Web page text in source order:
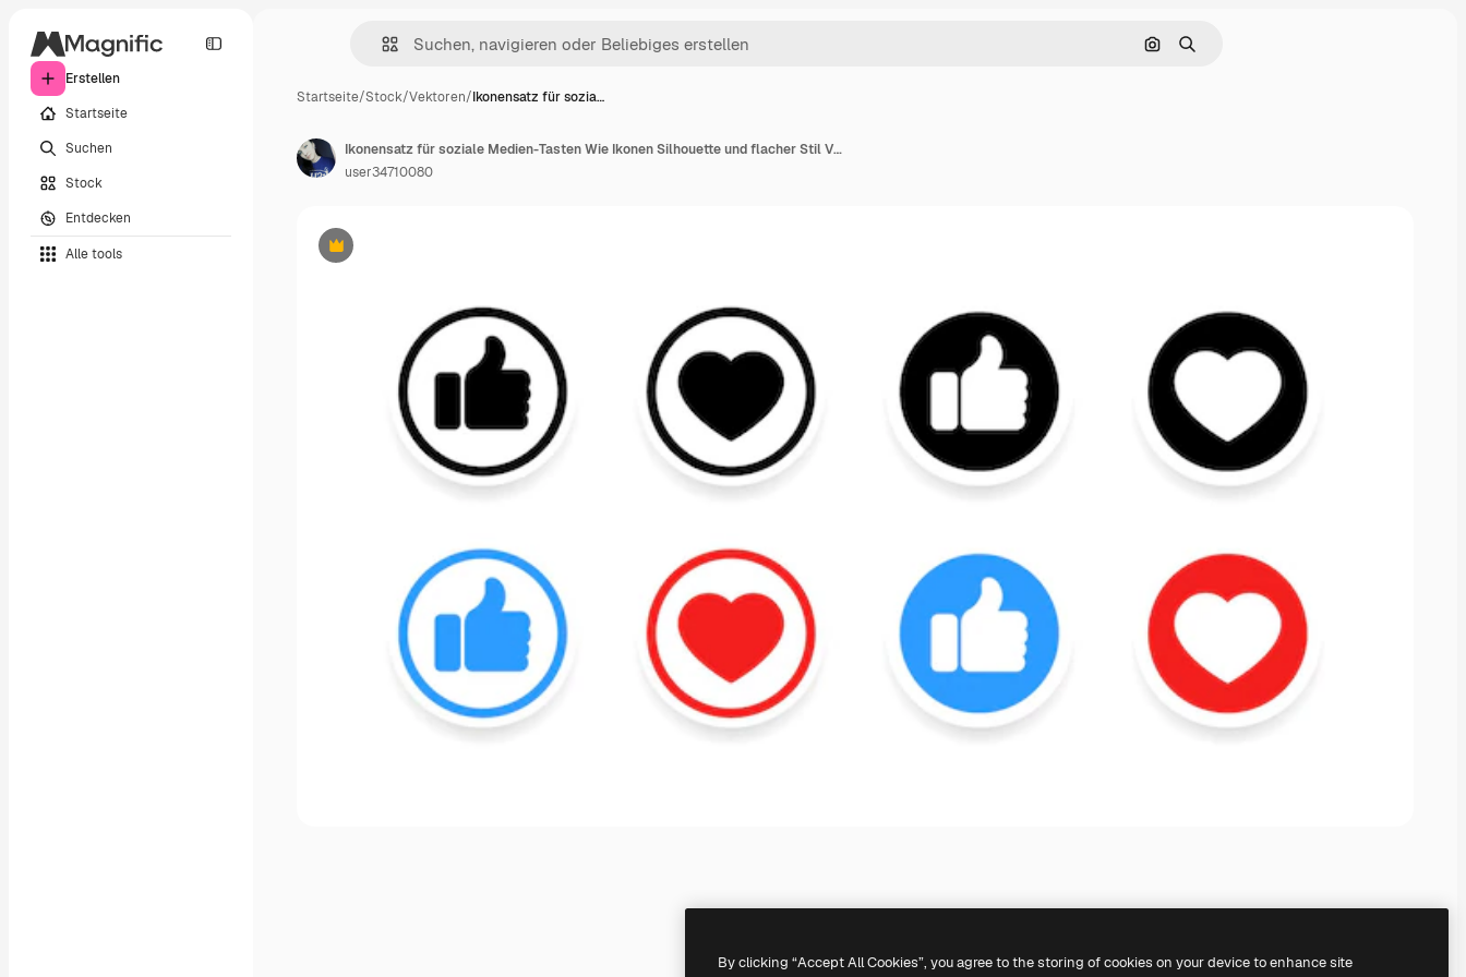
Erstellen
Startseite
Suchen
Stock
Entdecken
Alle tools
Nach Bild suchen
Suchen
Startseite/Stock/Vektoren/Ikonensatz für sozia…
Premium
Ikonensatz für soziale Medien-Tasten Wie Ikonen Silhouette und flacher Stil Vektor-Ikonen
user34710080
By clicking “Accept All Cookies”, you agree to the storing of cookies on your device to enhance site